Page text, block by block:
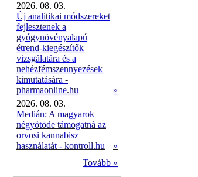
2026. 08. 03.
Új analitikai módszereket
fejlesztenek a
gyógynövényalapú
étrend-kiegészítők
vizsgálatára és a
nehézfémszennyezések
kimutatására -
pharmaonline.hu
»
2026. 08. 03.
Medián: A magyarok
négyötöde támogatná az
orvosi kannabisz
használatát - kontroll.hu
»
Tovább »